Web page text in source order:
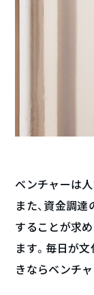
ベンチャーは
また、資金調
することが求
ます。毎日が
きならベンチ